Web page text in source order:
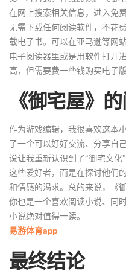
在网上搜索相关信息，进入免
无需下载任何阅读软件，不花
载电子书。可以在亚马逊等网
电子阅读器里或是用软件打开
高，但需要费一些钱购买电子
《御宅屋》
作为游戏编辑，我很喜欢这本
了一个可以好好交流、分享自
说让我重新认识到了“御宅文
这些爱好者，而是在探讨他们
和情感的渴求。总的来说，《
你也是一个喜欢阅读小说、同
小说绝对值得一读。
易游体育app
最终结论